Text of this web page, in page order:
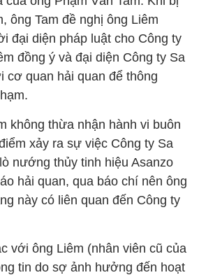
ông Tam đề nghị ông Liêm
đại diện pháp luật cho Công ty
đồng ý và đại diện Công ty Sa
cơ quan hải quan để thông
không thừa nhận hành vi buôn
xảy ra sự việc Công ty Sa
nướng thủy tinh hiệu Asanzo
hải quan, qua báo chí nên ông
này có liên quan đến Công ty
với ông Liêm (nhân viên cũ của
tin do sợ ảnh hưởng đến hoạt